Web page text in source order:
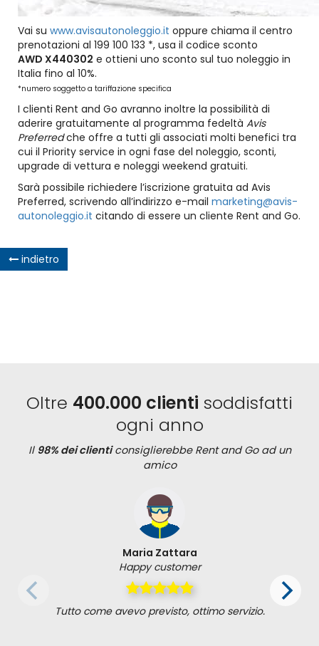
Vai su www.avisautonoleggio.it oppure chiama il centro
prenotazioni al 199 100 133 *, usa il codice sconto
AWD X440302 e ottieni uno sconto sul tuo noleggio in
Italia fino al 10%.
*numero soggetto a tariffazione specifica
I clienti Rent and Go avranno inoltre la possibilità di
aderire gratuitamente al programma fedeltà Avis
Preferredche offre a tutti gli associati molti benefici tra
cui il Priority service in ogni fase del noleggio, sconti,
upgrade di vettura e noleggi weekend gratuiti.
Sarà possibile richiedere l’iscrizione gratuita ad Avis
Preferred, scrivendo all’indirizzo e-mail marketing@avis-
autonoleggio.it citando di essere un cliente Rent and Go.
indietro
Oltre 400.000 clienti soddisfatti
ogni anno
Il 98% dei clienticonsiglierebbe Rent and Go ad un
amico
Maria Zattara
Happy customer
Tutto come avevo previsto, ottimo servizio.